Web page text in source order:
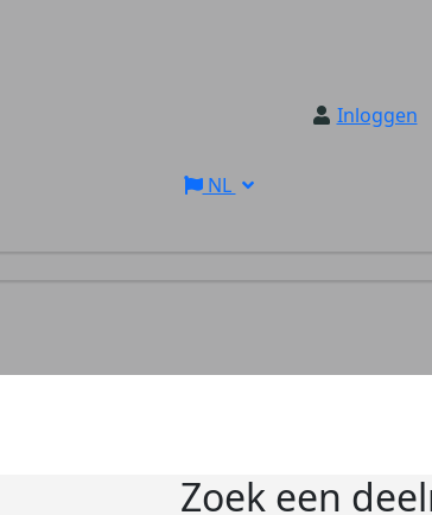
Inloggen
NL
Zoek een